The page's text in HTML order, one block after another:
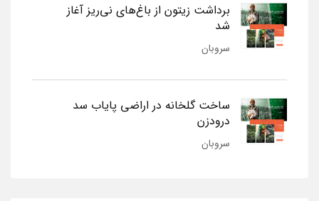
برداشت زیتون از باغ‌های نی‌ریز آغاز
شد
سروبان
ساخت گلخانه در اراضی پایاب سد
درودزن
سروبان